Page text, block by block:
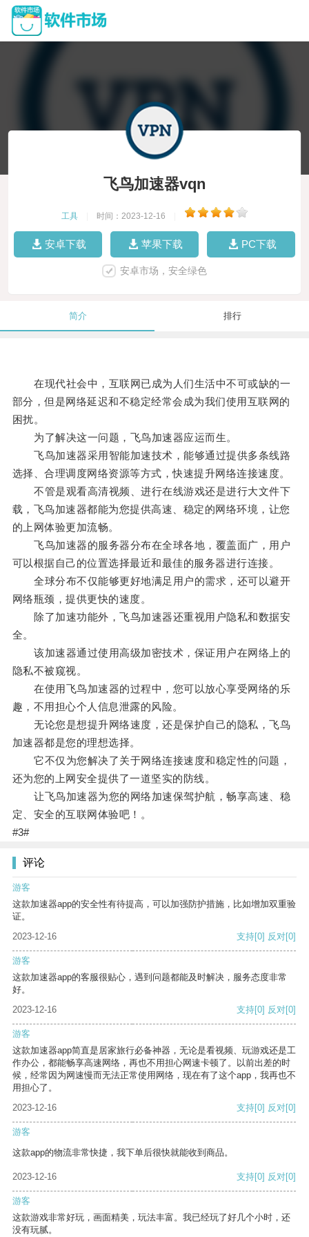
飞鸟加速器vqn
工具 时间：2023-12-16
安卓下载 苹果下载 PC下载
安卓市场，安全绿色
简介 排行
在现代社会中，互联网已成为人们生活中不可或缺的一
部分，但是网络延迟和不稳定经常会成为我们使用互联网的
困扰。
为了解决这一问题，飞鸟加速器应运而生。
飞鸟加速器采用智能加速技术，能够通过提供多条线路
选择、合理调度网络资源等方式，快速提升网络连接速度。
不管是观看高清视频、进行在线游戏还是进行大文件下
载，飞鸟加速器都能为您提供高速、稳定的网络环境，让您
的上网体验更加流畅。
飞鸟加速器的服务器分布在全球各地，覆盖面广，用户
可以根据自己的位置选择最近和最佳的服务器进行连接。
全球分布不仅能够更好地满足用户的需求，还可以避开
网络瓶颈，提供更快的速度。
除了加速功能外，飞鸟加速器还重视用户隐私和数据安
全。
该加速器通过使用高级加密技术，保证用户在网络上的
隐私不被窥视。
在使用飞鸟加速器的过程中，您可以放心享受网络的乐
趣，不用担心个人信息泄露的风险。
无论您是想提升网络速度，还是保护自己的隐私，飞鸟
加速器都是您的理想选择。
它不仅为您解决了关于网络连接速度和稳定性的问题，
还为您的上网安全提供了一道坚实的防线。
让飞鸟加速器为您的网络加速保驾护航，畅享高速、稳
定、安全的互联网体验吧！。
#3#
评论
游客
这款加速器app的安全性有待提高，可以加强防护措施，比如增加双重验
证。
2023-12-16
支持[0] 反对[0]
游客
这款加速器app的客服很贴心，遇到问题都能及时解决，服务态度非常
好。
2023-12-16
支持[0] 反对[0]
游客
这款加速器app简直是居家旅行必备神器，无论是看视频、玩游戏还是工
作办公，都能畅享高速网络，再也不用担心网速卡顿了。以前出差的时
候，经常因为网速慢而无法正常使用网络，现在有了这个app，我再也不
用担心了。
2023-12-16
支持[0] 反对[0]
游客
这款app的物流非常快捷，我下单后很快就能收到商品。
2023-12-16 支持[0] 反对[0]
游客
这款游戏非常好玩，画面精美，玩法丰富。我已经玩了好几个小时，还
没有玩腻。